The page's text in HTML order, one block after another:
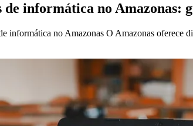
informática no Amazonas:
informática no Amazonas O Amazonas oferece